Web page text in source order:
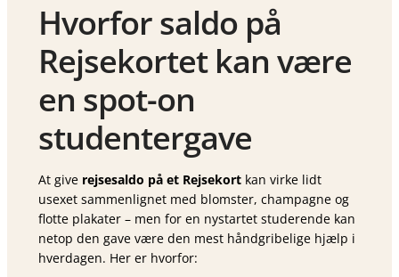
Hvorfor saldo på
Rejsekortet kan være
en spot-on
studentergave
At give rejsesaldo på et Rejsekort kan virke lidt
usexet sammenlignet med blomster, champagne og
flotte plakater – men for en nystartet studerende kan
netop den gave være den mest håndgribelige hjælp i
hverdagen. Her er hvorfor: